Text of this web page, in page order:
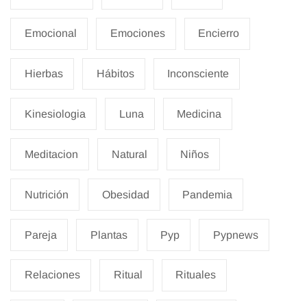
Emocional Emociones Encierro
Hierbas Hábitos Inconsciente
Kinesiologia Luna Medicina
Meditacion Natural Niños
Nutrición Obesidad Pandemia
Pareja Plantas Pyp Pypnews
Relaciones Ritual Rituales